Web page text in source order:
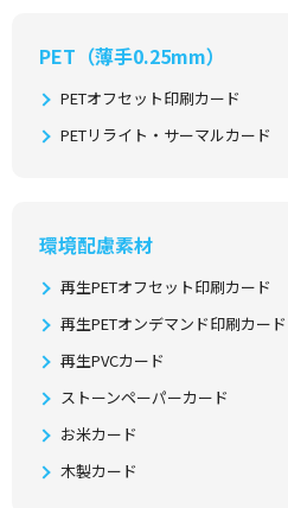
PET（薄手0.25mm）
PETオフセット印刷カード
PETリライト・サーマルカード
環境配慮素材
再生PETオフセット印刷カード
再生PETオンデマンド印刷カード
再生PVCカード
ストーンペーパーカード
お米カード
木製カード